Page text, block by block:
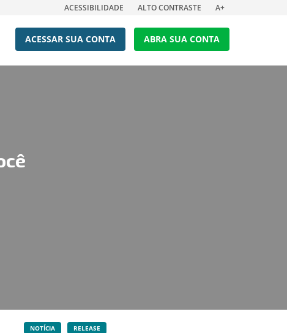
ACESSIBILIDADE ALTO CONTRASTE A+
ACESSAR SUA CONTA ABRA SUA CONTA
NOTÍCIA RELEASE